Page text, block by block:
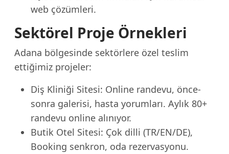
web çözümleri.
Sektörel Proje Örnekleri
Adana bölgesinde sektörlere özel teslim
ettiğimiz projeler:
Diş Kliniği Sitesi: Online randevu, önce-
sonra galerisi, hasta yorumları. Aylık 80+
randevu online alınıyor.
Butik Otel Sitesi: Çok dilli (TR/EN/DE),
Booking senkron, oda rezervasyonu.